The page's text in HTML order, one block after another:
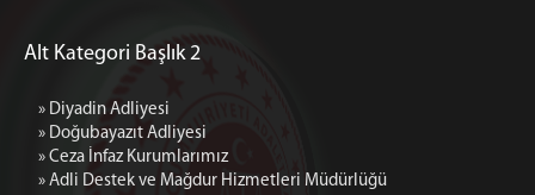
Alt Kategori Başlık 2
» Diyadin Adliyesi
» Doğubayazıt Adliyesi
» Ceza İnfaz Kurumlarımız
» Adli Destek ve Mağdur Hizmetleri Müdürlüğü